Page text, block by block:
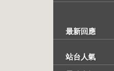
最新回應
站台人氣